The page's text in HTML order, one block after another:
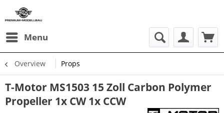
Menu
Overview Props
T-Motor MS1503 15 Zoll Carbon Polymer
Propeller 1x CW 1x CCW